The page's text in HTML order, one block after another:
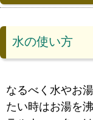
水の使い方
なるべく水やお
たい時はお湯を